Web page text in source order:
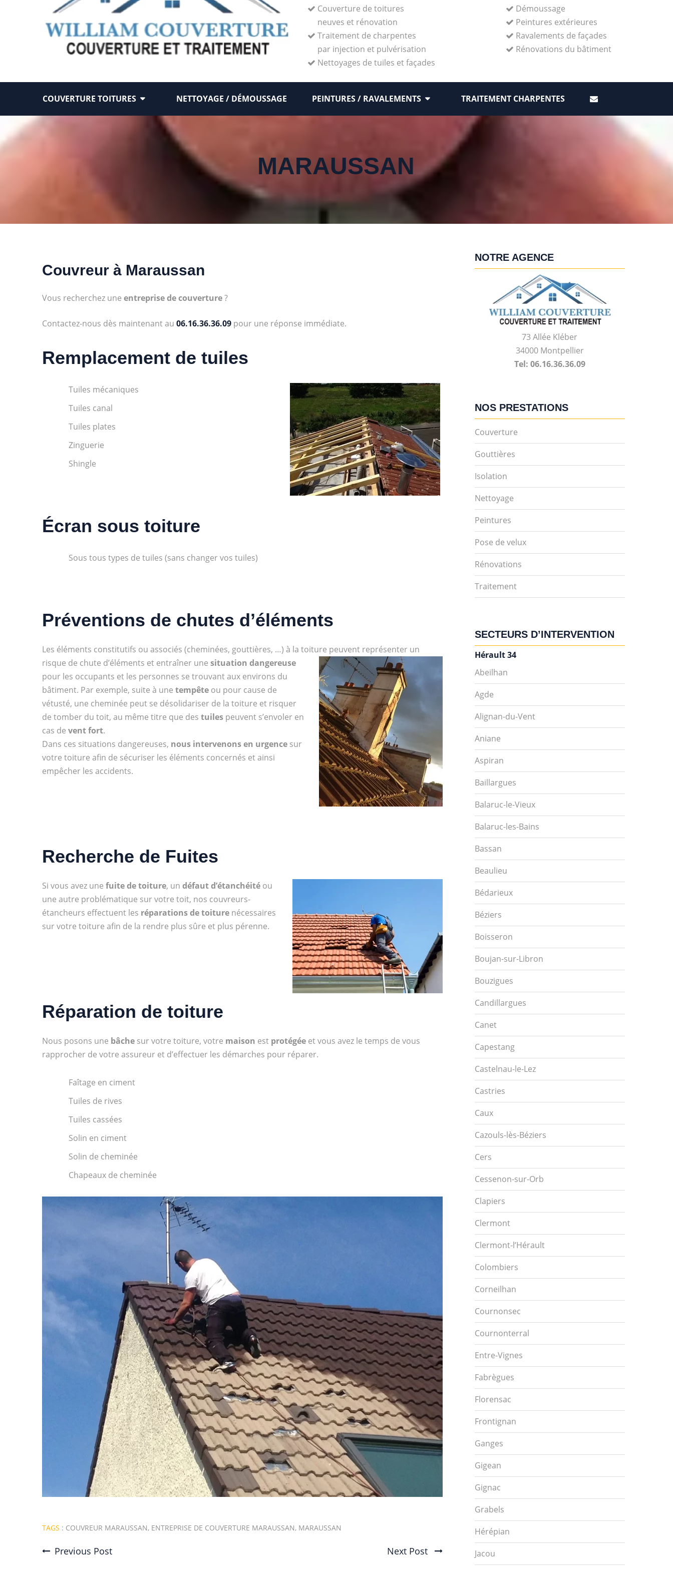
Couverture de toitures
neuves et rénovation
Traitement de charpentes
par injection et pulvérisation
Nettoyages de tuiles et façades
Démoussage
Peintures extérieures
Ravalements de façades
Rénovations du bâtiment
COUVERTURE TOITURES NETTOYAGE / DÉMOUSSAGE PEINTURES / RAVALEMENTS TRAITEMENT CHARPENTES
MARAUSSAN
Couvreur à Maraussan
Vous recherchez une entreprise de couverture?
Contactez-nous dès maintenant au 06.16.36.36.09 pour une réponse immédiate.
Remplacement de tuiles
Tuiles mécaniques
Tuiles canal
Tuiles plates
Zinguerie
Shingle
Écran sous toiture
Sous tous types de tuiles (sans changer vos tuiles)
Préventions de chutes d’éléments
Les éléments constitutifs ou associés (cheminées, gouttières, …) à la toiture peuvent représenter un
risque de chute d’éléments et entraîner une situation dangereuse
pour les occupants et les personnes se trouvant aux environs du
bâtiment. Par exemple, suite à une tempête ou pour cause de
vétusté, une cheminée peut se désolidariser de la toiture et risquer
de tomber du toit, au même titre que des tuiles peuvent s’envoler en
cas de vent fort.
Dans ces situations dangereuses, nous intervenons en urgence sur
votre toiture afin de sécuriser les éléments concernés et ainsi
empêcher les accidents.
Recherche de Fuites
Si vous avez une fuite de toiture, un défaut d’étanchéité ou
une autre problématique sur votre toit, nos couvreurs-
étancheurs effectuent les réparations de toiture nécessaires
sur votre toiture afin de la rendre plus sûre et plus pérenne.
Réparation de toiture
Nous posons une bâche sur votre toiture, votre maison est protégée et vous avez le temps de vous
rapprocher de votre assureur et d’effectuer les démarches pour réparer.
Faîtage en ciment
Tuiles de rives
Tuiles cassées
Solin en ciment
Solin de cheminée
Chapeaux de cheminée
TAGS : COUVREUR MARAUSSAN, ENTREPRISE DE COUVERTURE MARAUSSAN, MARAUSSAN
Post
Previous Post Next Post
NOTRE AGENCE
73 Allée Kléber
34000 Montpellier
Tel: 06.16.36.36.09
NOS PRESTATIONS
Couverture
Gouttières
Isolation
Nettoyage
Peintures
Pose de velux
Rénovations
Traitement
SECTEURS D’INTERVENTION
Hérault 34
Abeilhan
Agde
Alignan-du-Vent
Aniane
Aspiran
Baillargues
Balaruc-le-Vieux
Balaruc-les-Bains
Bassan
Beaulieu
Bédarieux
Béziers
Boisseron
Boujan-sur-Libron
Bouzigues
Candillargues
Canet
Capestang
Castelnau-le-Lez
Castries
Caux
Cazouls-lès-Béziers
Cers
Cessenon-sur-Orb
Clapiers
Clermont
Clermont-l’Hérault
Colombiers
Corneilhan
Cournonsec
Cournonterral
Entre-Vignes
Fabrègues
Florensac
Frontignan
Ganges
Gigean
Gignac
Grabels
Hérépian
Jacou